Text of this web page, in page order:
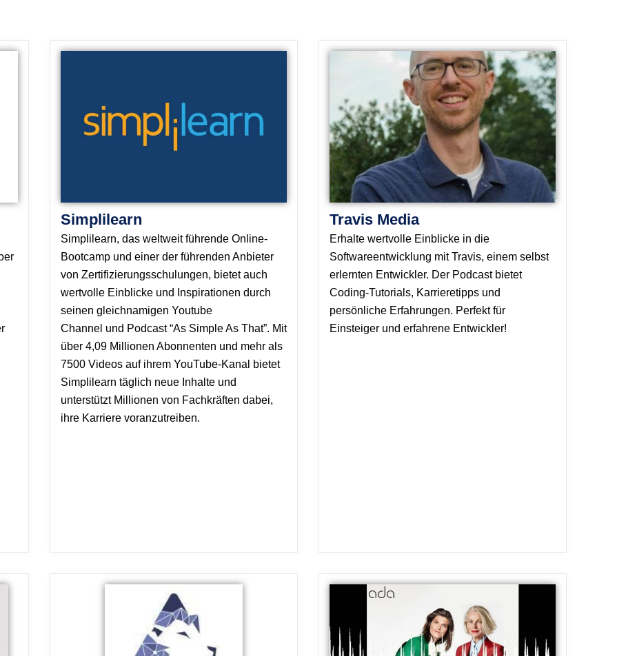
Simplilearn
Simplilearn, das weltweit führende Online-
Bootcamp und einer der führenden Anbieter
von Zertifizierungsschulungen, bietet auch
wertvolle Einblicke und Inspirationen durch
seinen gleichnamigen Youtube
Channel und Podcast “As Simple As That”. Mit
über 4,09 Millionen Abonnenten und mehr als
7500 Videos auf ihrem YouTube-Kanal bietet
Simplilearn täglich neue Inhalte und
unterstützt Millionen von Fachkräften dabei,
ihre Karriere voranzutreiben.
Travis Media
Erhalte wertvolle Einblicke in die
Softwareentwicklung mit Travis, einem selbst
erlernten Entwickler. Der Podcast bietet
Coding-Tutorials, Karrieretipps und
persönliche Erfahrungen. Perfekt für
Einsteiger und erfahrene Entwickler!